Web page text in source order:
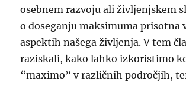
osebnem razvoju ali življenjskem
o doseganju maksimuma prisotna
aspektih našega življenja. V tem
raziskali, kako lahko izkoristimo
“maximo” v različnih področjih,